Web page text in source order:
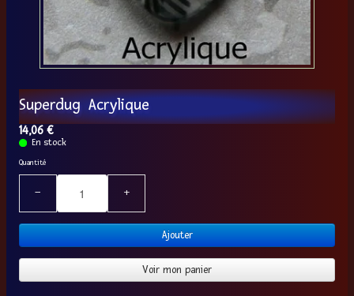
Superdug Acrylique
14,06 €
En stock
Quantité
− +
Ajouter
Voir mon panier